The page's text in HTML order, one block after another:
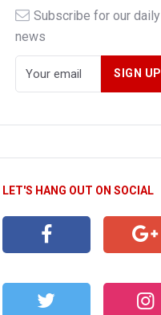
Subscribe for our daily
news
LET'S HANG OUT ON SOCIAL